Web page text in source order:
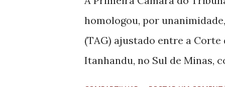
instituições de ensino e
homologou, por
(TAG) ajustado entre a
Itanhandu, no Sul de Minas,